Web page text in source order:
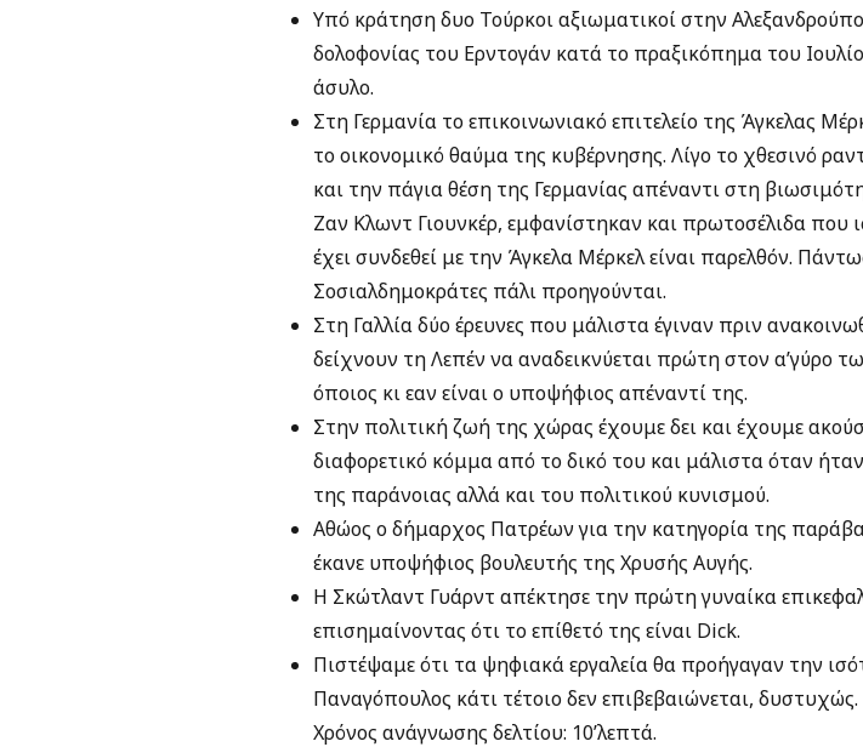
Υπό κράτηση δυο Τούρκοι αξιωματικοί στην
δολοφονίας του Ερντογάν κατά το πραξικόπημα του
άσυλο.
Στη Γερμανία το επικοινωνιακό επιτελείο της Άγκελας
το οικονομικό θαύμα της κυβέρνησης. Λίγο το χθεσινό
και την πάγια θέση της Γερμανίας απέναντι στη
Ζαν Κλωντ Γιουνκέρ, εμφανίστηκαν και πρωτοσέλιδα που
έχει συνδεθεί με την Άγκελα Μέρκελ είναι παρελθόν.
Σοσιαλδημοκράτες πάλι προηγούνται.
Στη Γαλλία δύο έρευνες που μάλιστα έγιναν πριν
δείχνουν τη Λεπέν να αναδεικνύεται πρώτη στον α’γύρο
όποιος κι εαν είναι ο υποψήφιος απέναντί της.
Στην πολιτική ζωή της χώρας έχουμε δει και έχουμε
διαφορετικό κόμμα από το δικό του και μάλιστα όταν
της παράνοιας αλλά και του πολιτικού κυνισμού.
Αθώος ο δήμαρχος Πατρέων για την κατηγορία της
έκανε υποψήφιος βουλευτής της Χρυσής Αυγής.
Η Σκώτλαντ Γυάρντ απέκτησε την πρώτη γυναίκα
επισημαίνοντας ότι το επίθετό της είναι Dick.
Πιστέψαμε ότι τα ψηφιακά εργαλεία θα προήγαγαν την
Παναγόπουλος κάτι τέτοιο δεν επιβεβαιώνεται, δυστυχώς.
Χρόνος ανάγνωσης δελτίου: 10’λεπτά.